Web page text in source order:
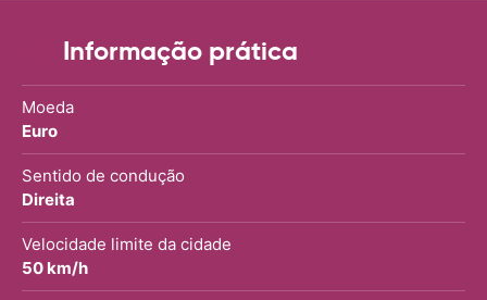
Informação prática
Moeda
Euro
Sentido de condução
Direita
Velocidade limite da cidade
50 km/h